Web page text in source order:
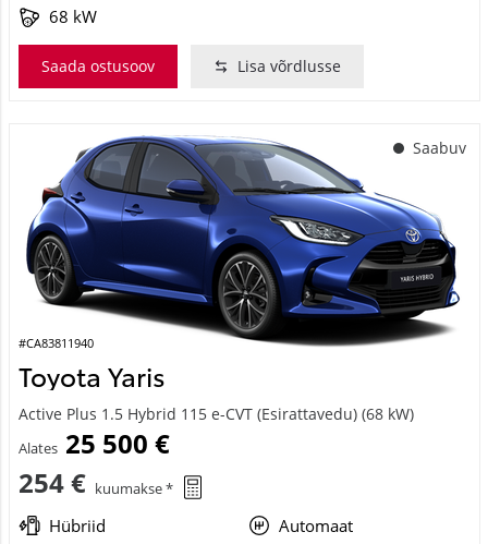
68 kW
Saada ostusoov Lisa võrdlusse
Saabuv
#CA83811940
Toyota Yaris
Active Plus 1.5 Hybrid 115 e-CVT (Esirattavedu) (68 kW)
Alates 25 500 €
254 € kuumakse *
Hübriid
Automaat